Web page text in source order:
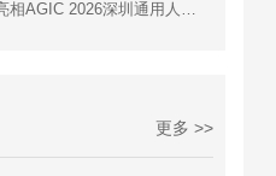
源之宇宙·宙包AI将亮相AGIC 2026深圳通用人工智能展
更多 >>